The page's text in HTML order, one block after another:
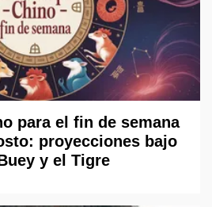
para el fin de semana
proyecciones bajo
y el Tigre